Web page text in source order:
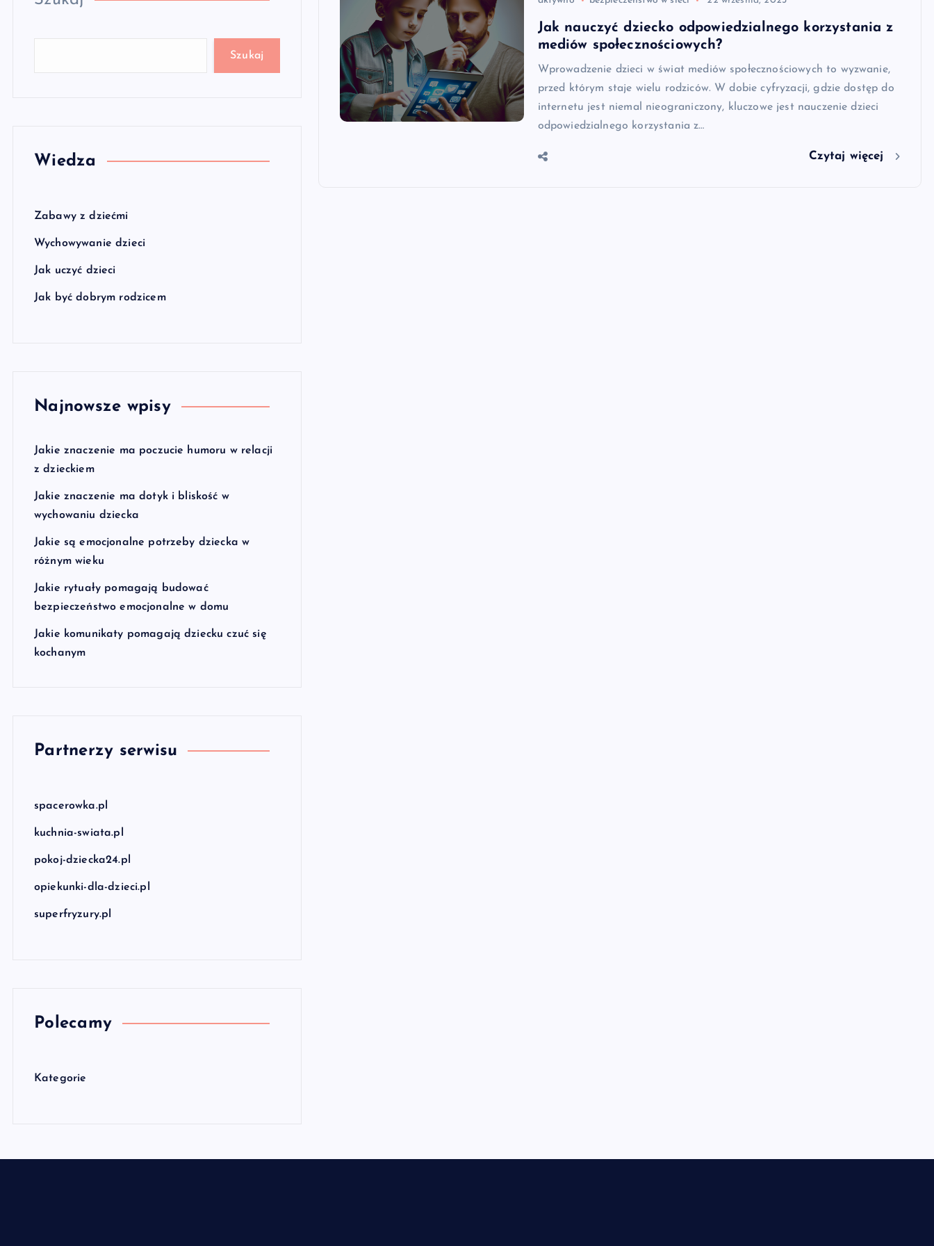
Szukaj
Wiedza
Zabawy z dziećmi
Wychowywanie dzieci
Jak uczyć dzieci
Jak być dobrym rodzicem
Najnowsze wpisy
Jakie znaczenie ma poczucie humoru w relacji
z dzieckiem
Jakie znaczenie ma dotyk i bliskość w
wychowaniu dziecka
Jakie są emocjonalne potrzeby dziecka w
różnym wieku
Jakie rytuały pomagają budować
bezpieczeństwo emocjonalne w domu
Jakie komunikaty pomagają dziecku czuć się
kochanym
Partnerzy serwisu
spacerowka.pl
kuchnia-swiata.pl
pokoj-dziecka24.pl
opiekunki-dla-dzieci.pl
superfryzury.pl
Polecamy
Kategorie
Jak nauczyć dziecko odpowiedzialnego korzystania z
mediów społecznościowych?
Wprowadzenie dzieci w świat mediów społecznościowych to wyzwanie,
przed którym staje wielu rodziców. W dobie cyfryzacji, gdzie dostęp do
internetu jest niemal nieograniczony, kluczowe jest nauczenie dzieci
odpowiedzialnego korzystania z…
Czytaj więcej